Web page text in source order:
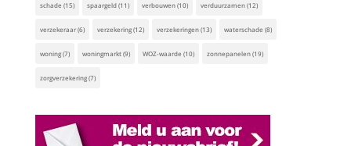
schade (15) spaargeld(11) verbouwen(10) verduurzamen(12)
verzekeraar(6) verzekering(12) verzekeringen(13) waterschade (8)
woning(7) woningmarkt(9) WOZ-waarde (10) zonnepanelen(19)
zorgverzekering(7)